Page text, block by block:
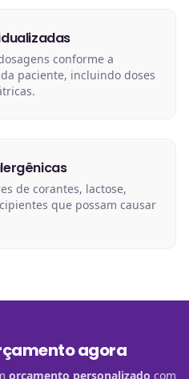
conforme a
paciente, incluindo doses
de corantes, lactose,
que possam causar
agora
orçamento personalizado com